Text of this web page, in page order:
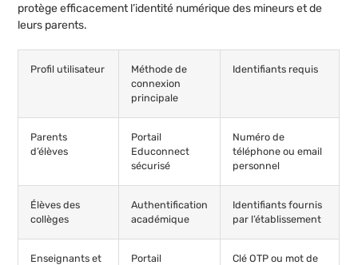
protège efficacement l’identité numérique des mineurs et de
leurs parents.
Profil utilisateur
Méthode de
connexion
principale
Identifiants requis
Parents
d’élèves
Portail
Educonnect
sécurisé
Numéro de
téléphone ou email
personnel
Élèves des
collèges
Authentification
académique
Identifiants fournis
par l’établissement
Enseignants et
Portail
Clé OTP ou mot de